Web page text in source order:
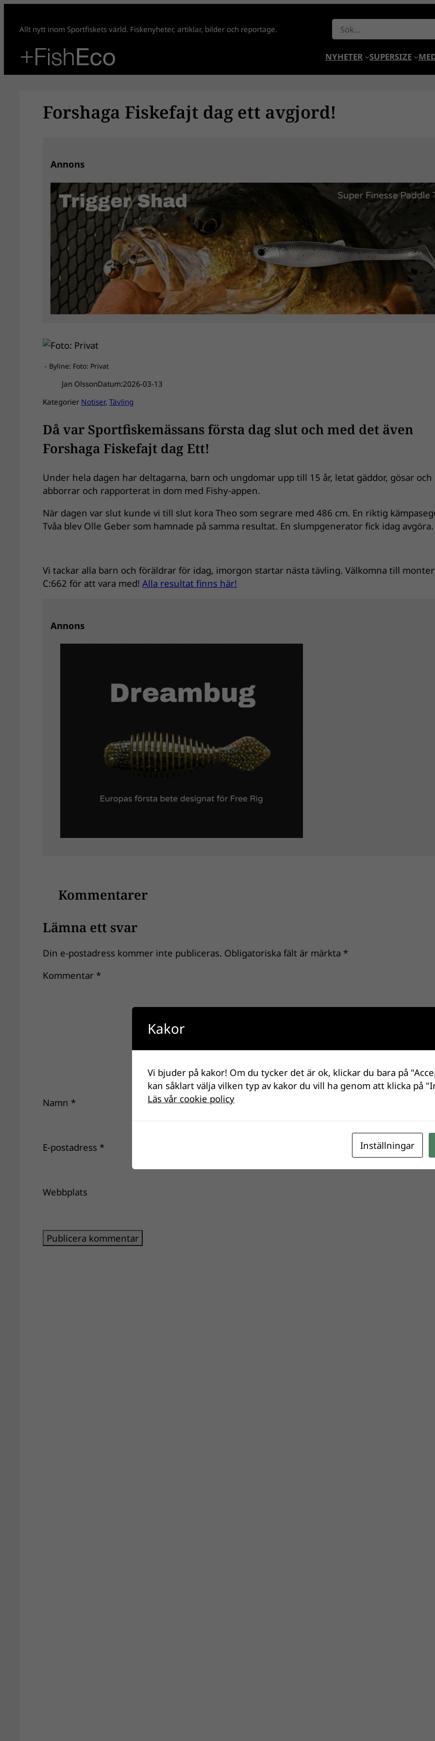
innehåll
Allt nytt inom Sportfiskets värld. Fiskenyheter, artiklar, bilder och reportage. Sök
NYHETER SUPERSIZE
Forshaga Fiskefajt dag ett avgjord!
Annons
- Byline: Foto: Privat
Jan OlssonDatum:2026-03-13
Kategorier Notiser, Tävling
Då var Sportfiskemässans första dag slut och med det även
Forshaga Fiskefajt dag Ett!
Under hela dagen har deltagarna, barn och ungdomar upp till 15 år, letat gäddor, gösar och
abborrar och rapporterat in dom med Fishy-appen.
När dagen var slut kunde vi till slut kora Theo som segrare med 486 cm. En riktig
Tvåa blev Olle Geber som hamnade på samma resultat. En slumpgenerator fick idag avgöra.
Vi tackar alla barn och föräldrar för idag, imorgon startar nästa tävling. Välkomna till monter
C:662 för att vara med! Alla resultat finns här!
Annons
Kommentarer
Lämna ett svar
Din e-postadress kommer inte publiceras. Obligatoriska fält är märkta *
Kommentar *
Namn *
E-postadress *
Webbplats
Kakor
Vi bjuder på kakor! Om du tycker det är ok, klickar du bara på
kan såklart välja vilken typ av kakor du vill ha genom att klicka på
Läs vår cookie policy
Inställningar